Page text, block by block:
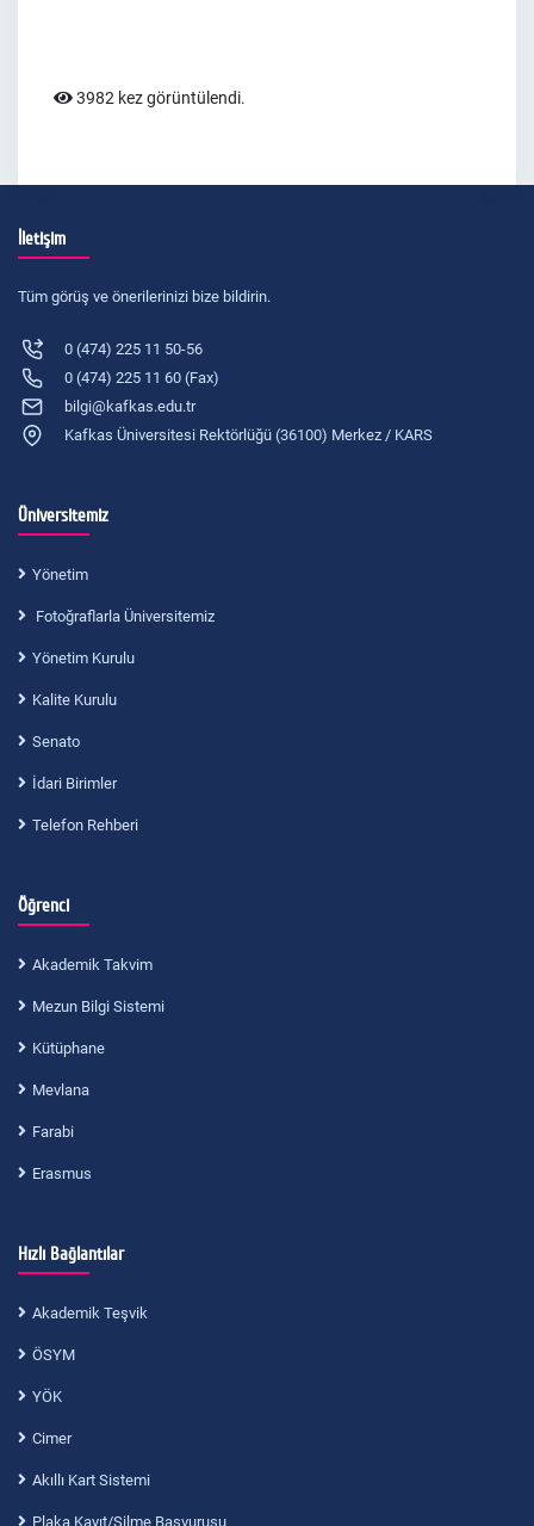
3982 kez görüntülendi.
İletişim
Tüm görüş ve önerilerinizi bize bildirin.
0 (474) 225 11 50-56
0 (474) 225 11 60 (Fax)
bilgi@kafkas.edu.tr
Kafkas Üniversitesi Rektörlüğü (36100) Merkez / KARS
Üniversitemiz
Yönetim
Fotoğraflarla Üniversitemiz
Yönetim Kurulu
Kalite Kurulu
Senato
İdari Birimler
Telefon Rehberi
Öğrenci
Akademik Takvim
Mezun Bilgi Sistemi
Kütüphane
Mevlana
Farabi
Erasmus
Hızlı Bağlantılar
Akademik Teşvik
ÖSYM
YÖK
Cimer
Akıllı Kart Sistemi
Plaka Kayıt/Silme Başvurusu